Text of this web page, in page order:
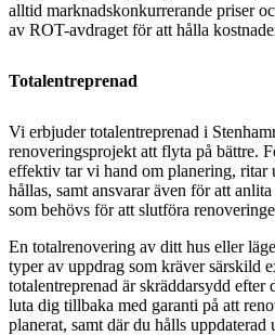
alltid marknadskonkurrerande priser
av ROT-avdraget för att hålla
Totalentreprenad
Vi erbjuder totalentreprenad i
renoveringsprojekt att flyta på bättre.
effektiv tar vi hand om planering, ritar
hållas, samt ansvarar även för att
som behövs för att slutföra
En totalrenovering av ditt hus eller
typer av uppdrag som kräver särskild
totalentreprenad är skräddarsydd efter
luta dig tillbaka med garanti på att
planerat, samt där du hålls uppdaterad